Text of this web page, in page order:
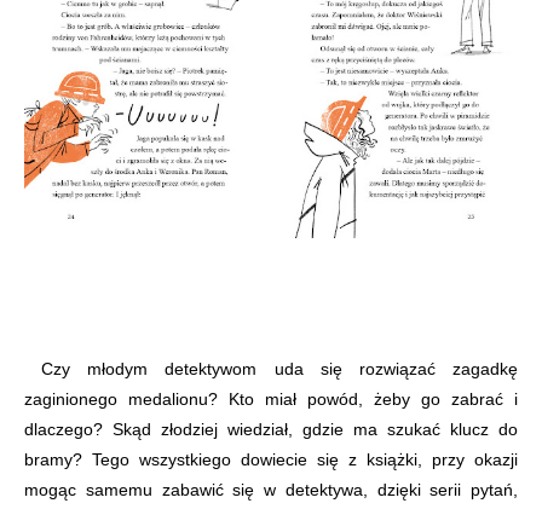
Czy młodym detektywom uda się rozwiązać zagadkę
zaginionego medalionu? Kto miał powód, żeby go zabrać i
dlaczego? Skąd złodziej wiedział, gdzie ma szukać klucz do
bramy? Tego wszystkiego dowiecie się z książki, przy okazji
mogąc samemu zabawić się w detektywa, dzięki serii pytań,